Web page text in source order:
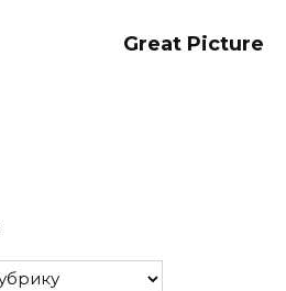
Great Picture